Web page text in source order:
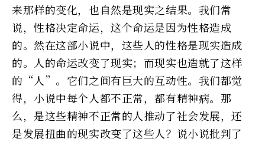
来那样的变化，也自然是现实之结果。我们常
说，性格决定命运，这个命运是因为性格造成
的。然在这部小说中，这些人的性格是现实造成
的。人的命运改变了现实；而现实也造就了这样
的“人”。它们之间有巨大的互动性。我们都觉
得，小说中每个人都不正常，都有精神病。那
么，是这些精神不正常的人推动了社会发展，还
是发展扭曲的现实改变了这些人？说小说批判了